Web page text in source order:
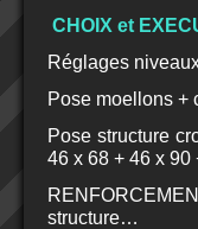
CHOIX et
Réglages
Pose moellons +
Pose structure
46 x 68 + 46 x
structure…